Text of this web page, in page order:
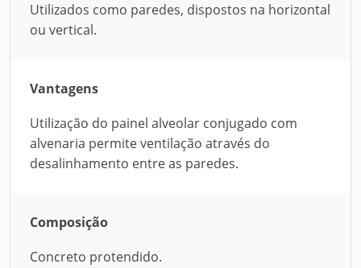
Utilizados como paredes, dispostos na horizontal
ou vertical.
Vantagens
Utilização do painel alveolar conjugado com
alvenaria permite ventilação através do
desalinhamento entre as paredes.
Composição
Concreto protendido.